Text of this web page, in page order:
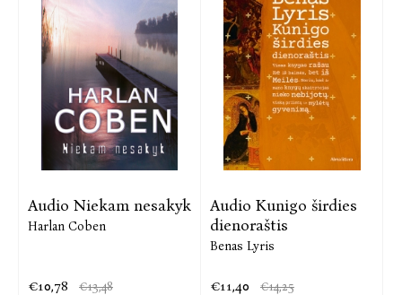
Audio Niekam nesakyk
Harlan Coben
€10,78 €13,48
Audio Kunigo širdies
dienoraštis
Benas Lyris
€11,40 €14,25